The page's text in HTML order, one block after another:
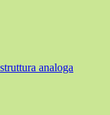
analoga